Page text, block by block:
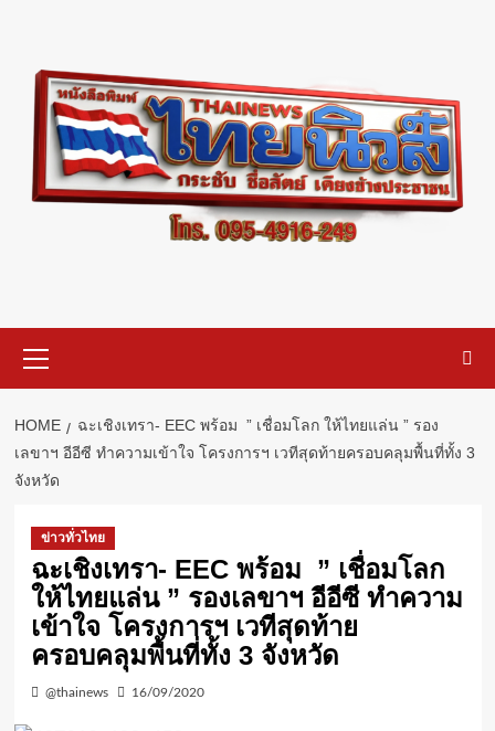
content
Menu
HOME
ฉะเชิงเทรา- EEC พร้อม ” เชื่อมโลก ให้ไทยแล่น ” รอง
เลขาฯ อีอีซี ทำความเข้าใจ โครงการฯ เวทีสุดท้ายครอบคลุมพื้นที่ทั้ง 3
จังหวัด
ข่าวทั่วไทย
ฉะเชิงเทรา- EEC พร้อม ” เชื่อมโลก
ให้ไทยแล่น ” รองเลขาฯ อีอีซี ทำความ
เข้าใจ โครงการฯ เวทีสุดท้าย
ครอบคลุมพื้นที่ทั้ง 3 จังหวัด
@thainews 16/09/2020